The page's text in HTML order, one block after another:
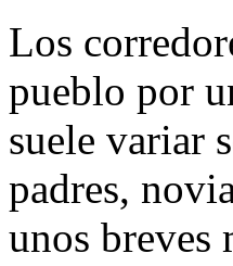
Los
pueblo por
suele variar
padres,
unos breves